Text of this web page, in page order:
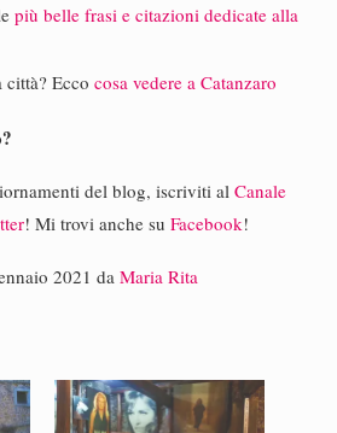
più belle frasi e citazioni dedicate alla
Ecco cosa vedere a Catanzaro
del blog, iscriviti al Canale
! Mi trovi anche su Facebook!
2021 da Maria Rita